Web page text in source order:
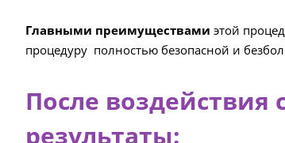
Главными преимуществами этой
процедуру полностью безопасной и
После
результаты: